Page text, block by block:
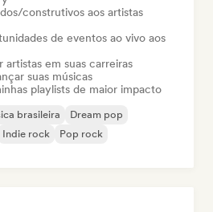
construtivos aos artistas
de eventos ao vivo aos
em suas carreiras
suas músicas
playlists de maior impacto
brasileira
Dream pop
Indie rock
Pop rock